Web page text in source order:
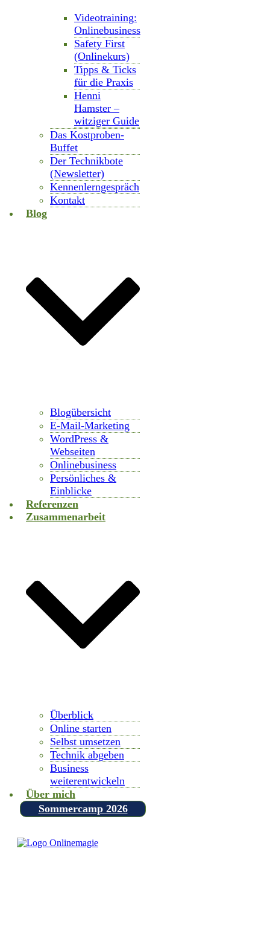
Videotraining:
Onlinebusiness
Safety First
(Onlinekurs)
Tipps & Ticks
für die Praxis
Henni
Hamster –
witziger Guide
Das Kostproben-
Buffet
Der Technikbote
(Newsletter)
Kennenlerngespräch
Kontakt
Blog
Blogübersicht
E-Mail-Marketing
WordPress &
Webseiten
Onlinebusiness
Persönliches &
Einblicke
Referenzen
Zusammenarbeit
Überblick
Online starten
Selbst umsetzen
Technik abgeben
Business
weiterentwickeln
Über mich
Sommercamp 2026